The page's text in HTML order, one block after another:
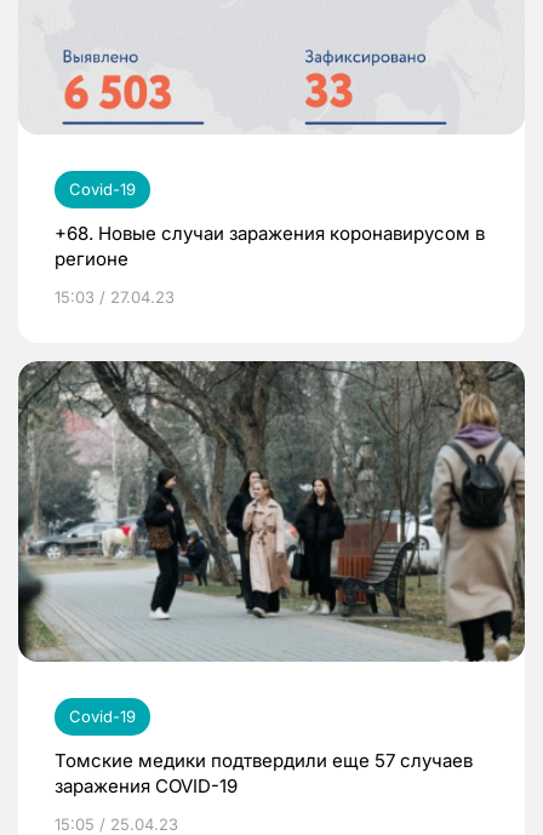
Covid-19
+68. Новые случаи заражения коронавирусом в
регионе
15:03 / 27.04.23
Covid-19
Томские медики подтвердили еще 57 случаев
заражения COVID-19
15:05 / 25.04.23